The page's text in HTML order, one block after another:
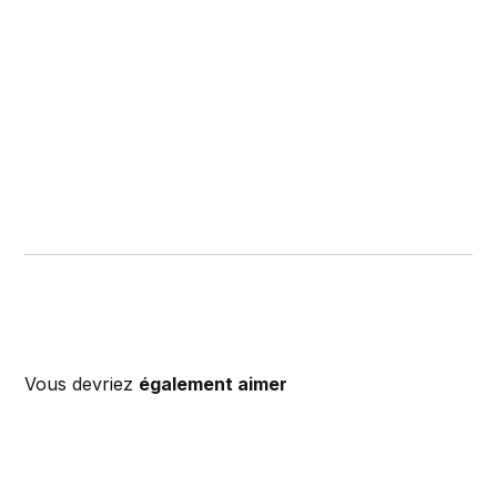
Vous devriez également aimer